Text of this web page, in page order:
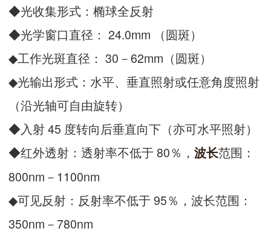
◆光收集形式：椭球全反射
◆光学窗口直径： 24.0mm （圆斑）
◆工作光斑直径： 30－62mm（圆斑）
◆光输出形式：水平、垂直照射或任意角度照射
（沿光轴可自由旋转）
◆入射 45 度转向后垂直向下（亦可水平照射）
◆红外透射：透射率不低于 80％， 波长范围：
800nm－1100nm
◆可见反射：反射率不低于 95％，波长范围：
350nm－780nm